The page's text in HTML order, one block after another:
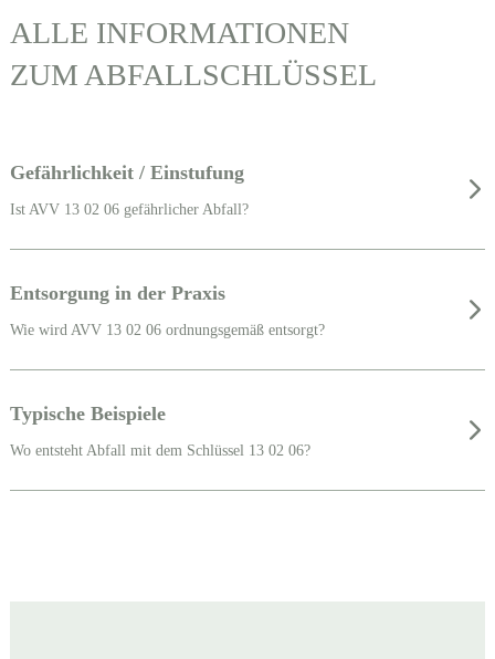
ALLE INFORMATIONEN
ZUM ABFALLSCHLÜSSEL
Gefährlichkeit / Einstufung
Ist AVV 13 02 06 gefährlicher Abfall?
Entsorgung in der Praxis
Wie wird AVV 13 02 06 ordnungsgemäß entsorgt?
Typische Beispiele
Wo entsteht Abfall mit dem Schlüssel 13 02 06?